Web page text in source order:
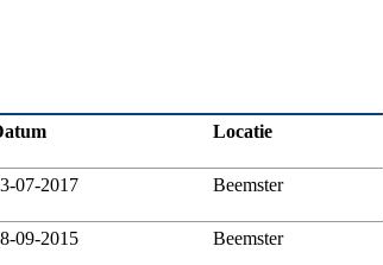
Locatie
07-2017 Beemster
09-2015 Beemster